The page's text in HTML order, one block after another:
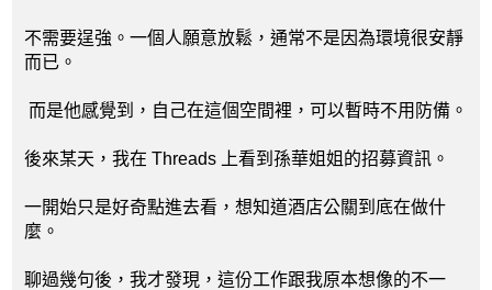
不需要逞強。一個人願意放鬆，通常不是因為環境很安靜
而已。
而是他感覺到，自己在這個空間裡，可以暫時不用防備。
後來某天，我在 Threads 上看到孫華姐姐的招募資訊。
一開始只是好奇點進去看，想知道酒店公關到底在做什
麼。
聊過幾句後，我才發現，這份工作跟我原本想像的不一